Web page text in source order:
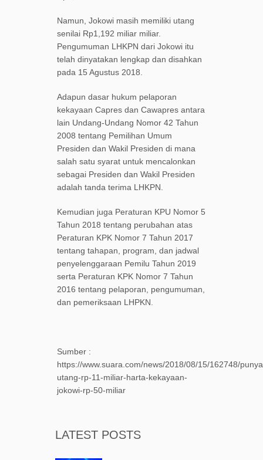
Namun, Jokowi masih memiliki utang
senilai Rp1,192 miliar miliar.
Pengumuman LHKPN dari Jokowi itu
telah dinyatakan lengkap dan disahkan
pada 15 Agustus 2018.
Adapun dasar hukum pelaporan
kekayaan Capres dan Cawapres antara
lain Undang-Undang Nomor 42 Tahun
2008 tentang Pemilihan Umum
Presiden dan Wakil Presiden di mana
salah satu syarat untuk mencalonkan
sebagai Presiden dan Wakil Presiden
adalah tanda terima LHKPN.
Kemudian juga Peraturan KPU Nomor 5
Tahun 2018 tentang perubahan atas
Peraturan KPK Nomor 7 Tahun 2017
tentang tahapan, program, dan jadwal
penyelenggaraan Pemilu Tahun 2019
serta Peraturan KPK Nomor 7 Tahun
2016 tentang pelaporan, pengumuman,
dan pemeriksaan LHPKN.
Sumber :
https://www.suara.com/news/2018/08/15/162748/
utang-rp-11-miliar-harta-kekayaan-
jokowi-rp-50-miliar
LATEST POSTS